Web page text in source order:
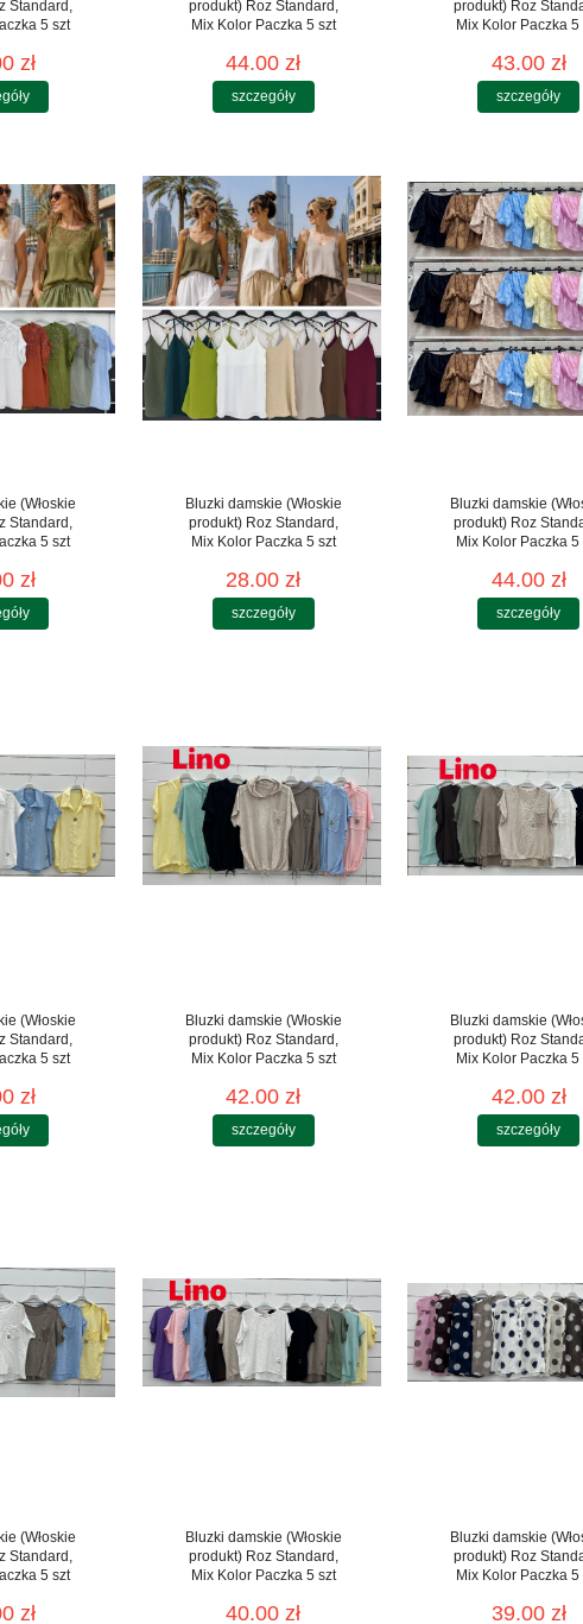
Standard,
5 szt
zł
produkt) Roz Standard,
Mix Kolor Paczka 5 szt
44.00 zł
szczegóły
produkt) Roz
Mix Kolor Paczka 5
43.00 zł
szczegóły
(Włoskie
Standard,
5 szt
zł
Bluzki damskie (Włoskie
produkt) Roz Standard,
Mix Kolor Paczka 5 szt
28.00 zł
szczegóły
Bluzki damskie
produkt) Roz
Mix Kolor Paczka 5
44.00 zł
szczegóły
(Włoskie
Standard,
5 szt
zł
Bluzki damskie (Włoskie
produkt) Roz Standard,
Mix Kolor Paczka 5 szt
42.00 zł
szczegóły
Bluzki damskie
produkt) Roz
Mix Kolor Paczka 5
42.00 zł
szczegóły
(Włoskie
Standard,
5 szt
zł
Bluzki damskie (Włoskie
produkt) Roz Standard,
Mix Kolor Paczka 5 szt
40.00 zł
Bluzki damskie
produkt) Roz
Mix Kolor Paczka 5
39.00 zł